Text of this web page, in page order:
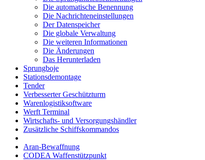
Die automatische Benennung
Die Nachrichteneinstellungen
Der Datenspeicher
Die globale Verwaltung
Die weiteren Informationen
Die Änderungen
Das Herunterladen
Sprungboje
Stationsdemontage
Tender
Verbesserter Geschützturm
Warenlogistiksoftware
Werft Terminal
Wirtschafts- und Versorgungshändler
Zusätzliche Schiffskommandos
Aran-Bewaffnung
CODEA Waffenstützpunkt